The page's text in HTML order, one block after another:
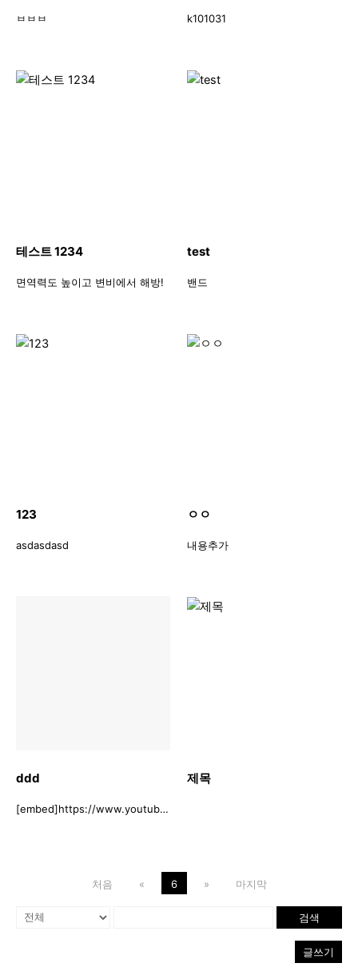
ㅂㅂㅂ k101031
테스트 1234
면역력도 높이고 변비에서 해방!
test
밴드
123
asdasdasd
ㅇㅇ
내용추가
ddd
[embed]https://www.youtube.com/embed/ap14O5-G7UA[/embed]
제목
처음 « 6 » 마지막
검색
글쓰기